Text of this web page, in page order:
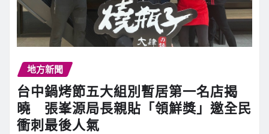
地方新聞
台中鍋烤節五大組別暫居第一名店揭
曉 張峯源局長親貼「領鮮獎」邀全民
衝刺最後人氣